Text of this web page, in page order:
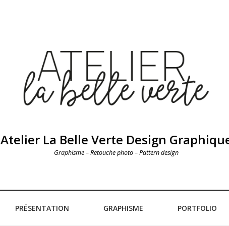
Atelier La Belle Verte Design
Graphisme – Retouche photo – Pattern design
PRÉSENTATION GRAPHISME PORTFOLIO